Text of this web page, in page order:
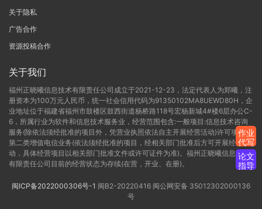
关于隐私
广告合作
资源投稿合作
关于我们
福州正晓曦信息技术有限责任公司成立于2021-12-23，法定代表人为郑曦，注
册资本为100万元人民币，统一社会信用代码为91350102MA8UEWD80H，企
业地址位于福建省福州市鼓楼区鼓西街道杨桥路118号宏杨新城4#楼6层办公C-
6，所属行业为软件和信息技术服务业，经营范围包含:一般项目:信息技术咨询
服务(除依法须经批准的项目外，凭营业执照依法自主开展经营活动)许可项目:
第二类增值电信业务(依法须经批准的项目，经相关部门批准后方可开展经营活
动，具体经营项目以相关部门批准文件或许可证件为准)。福州正晓曦信息技术
有限责任公司目前的经营状态为存续(在营，开业、在册)。
闽ICP备2022000306号-1 闽B2-20220416 闽公网安备 35012302000136
号
作业
代写
论文
指导